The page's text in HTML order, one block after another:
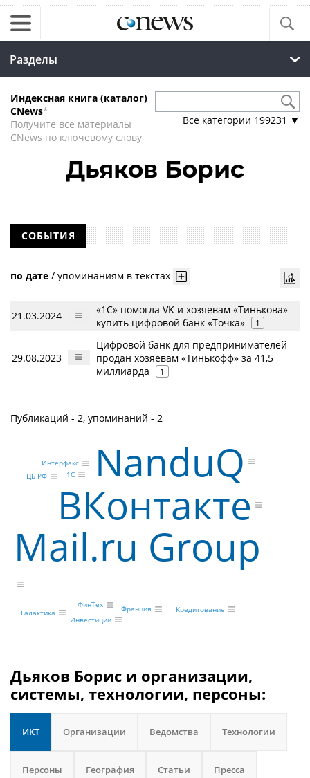
Разделы
Индексная книга (каталог)
CNews*
Получите все материалы
CNews по ключевому слову
Все категории 199231 ▼
Дьяков Борис
СОБЫТИЯ
по дате / упоминаниям в текстах
21.03.2024
«1С» помогла VK и хозяевам «Тинькова»
купить цифровой банк «Точка»
1
29.08.2023
Цифровой банк для предпринимателей
продан хозяевам «Тинькофф» за 41,5
миллиарда
1
Публикаций - 2, упоминаний - 2
Mail.ru Group
ВКонтакте
NanduQ
Галактика
1С
ЦБ РФ
ФинТех Франция
Кредитование
Инвестиции
Интерфакс
Дьяков Борис и организации,
системы, технологии, персоны:
ИКТ Организации Ведомства Технологии
Персоны География Статьи Пресса